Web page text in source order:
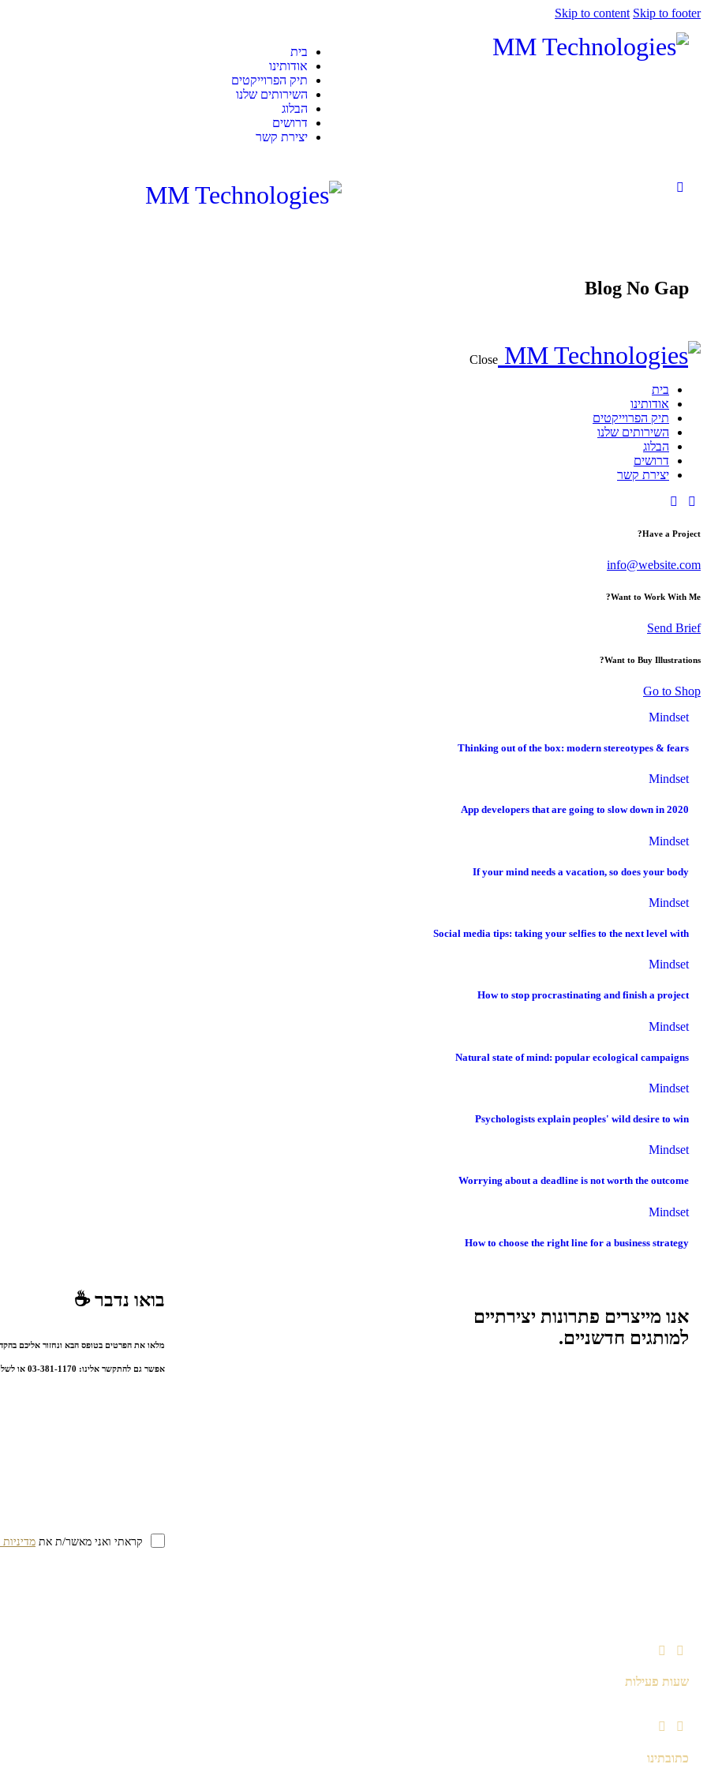
Skip to content Skip to footer
בית
אודותינו
תיק הפרוייקטים
השירותים שלנו
הבלוג
דרושים
יצירת קשר
Blog No Gap
Close
בית
אודותינו
תיק הפרוייקטים
השירותים שלנו
הבלוג
דרושים
יצירת קשר
Have a Project?
info@website.com
Want to Work With Me?
Send Brief
Want to Buy Illustrations?
Go to Shop
Mindset
Thinking out of the box: modern stereotypes & fears
Mindset
App developers that are going to slow down in 2020
Mindset
If your mind needs a vacation, so does your body
Mindset
Social media tips: taking your selfies to the next level with
Mindset
How to stop procrastinating and finish a project
Mindset
Natural state of mind: popular ecological campaigns
Mindset
Psychologists explain peoples' wild desire to win
Mindset
Worrying about a deadline is not worth the outcome
Mindset
How to choose the right line for a business strategy
אנו מייצרים פתרונות יצירתיים
למותגים חדשניים.
בואו נדבר ☕️
מלאו את הפרטים בטופס הבא ונחזור אליכם
אפשר גם להתקשר אלינו: 03-381-1170 או לשלוח אלינו מייל: sales@mm-tech.co.il
קראתי ואני מאשר/ת את
שעות פעילות
כתובתינו